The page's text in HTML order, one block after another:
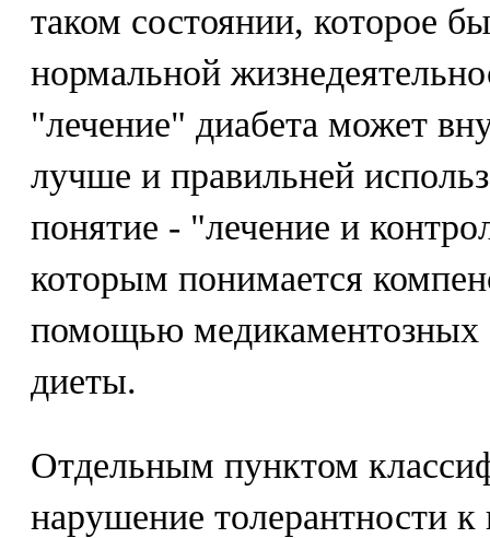
таком состоянии, которое
нормальной
"лечение" диабета может
лучше и правильней
понятие - "лечение и
которым понимается
помощью медикаментозных
диеты.
Отдельным пунктом
нарушение толерантности